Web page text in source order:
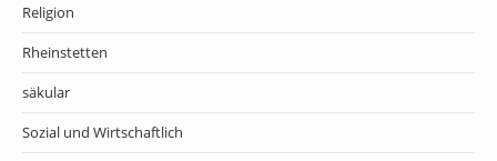
Religion
Rheinstetten
säkular
Sozial und Wirtschaftlich